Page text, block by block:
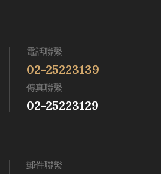
電話聯繫
02-25223139
傳真聯繫
02-25223129
郵件聯繫